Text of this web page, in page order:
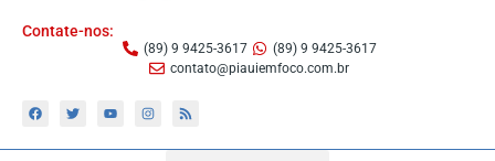
Contate-nos:
(89) 9 9425-3617
(89) 9 9425-3617
contato@piauiemfoco.com.br